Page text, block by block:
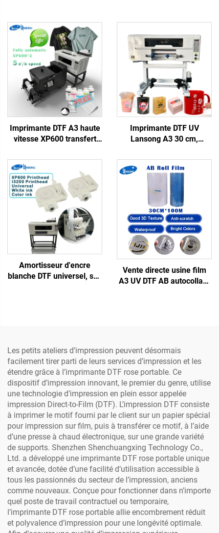
Imprimante DTF A3 haute
vitesse XP600 transfert
ensemble complet pour T-
shirt, chapeau, tout textile
avec four agitateur
Imprimante DTF UV
Lansong A3 30 cm,
d'autocollants transferts,
imprimante d'étiquettes
cristal tout-en-un rouleau
à rouleau avec laminoir
Amortisseur d'encre
blanche DTF universel, sac
Vente directe usine film
A3 UV DTF AB autocollant
Les petits ateliers d’impression peuvent désormais
facilement tirer parti de leurs services d’impression et les
étendre grâce à l’imprimante DTF rose portable. Ce
dispositif d’impression innovant, le premier du genre, utilise
une technologie d’impression en plein essor appelée
impression Direct-to-Film (DTF). L’impression DTF consiste
à imprimer le motif fourni par le client sur un papier spécial
pour impression sur film, puis à transférer ce motif, à l’aide
d’une presse à chaud électronique, sur une grande variété
de supports. Shenzhen Shenchuangxing Technology Co.,
Ltd. a développé une imprimante DTF rose portable unique
et avancée, dotée d’une facilité d’utilisation accessible à
tous les passionnés du secteur de l’impression, anciens
comme nouveaux. Conçue pour fonctionner dans n’importe
quel poste de travail contractuel ou temporaire,
l’imprimante DTF rose portable allie encombrement réduit
et polyvalence d’impression pour une longévité optimale.